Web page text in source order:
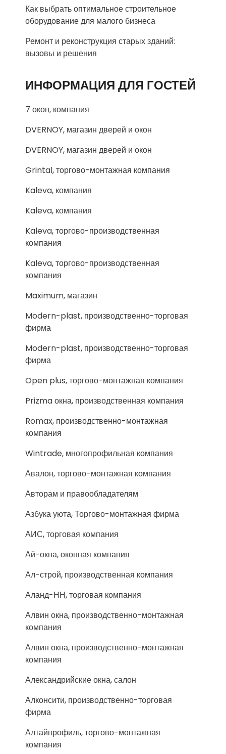
Как выбрать оптимальное строительное
оборудование для малого бизнеса
Ремонт и реконструкция старых зданий:
вызовы и решения
ИНФОРМАЦИЯ ДЛЯ ГОСТЕЙ
7 окон, компания
DVERNOY, магазин дверей и окон
DVERNOY, магазин дверей и окон
Grintal, торгово-монтажная компания
Kaleva, компания
Kaleva, компания
Kaleva, торгово-производственная
компания
Kaleva, торгово-производственная
компания
Maximum, магазин
Modern-plast, производственно-торговая
фирма
Modern-plast, производственно-торговая
фирма
Open plus, торгово-монтажная компания
Prizma окна, производственная компания
Romax, производственно-монтажная
компания
Wintrade, многопрофильная компания
Авалон, торгово-монтажная компания
Авторам и правообладателям
Азбука уюта, Торгово-монтажная фирма
АИС, торговая компания
Ай-окна, оконная компания
Ал-строй, производственная компания
Аланд-НН, торговая компания
Алвин окна, производственно-монтажная
компания
Алвин окна, производственно-монтажная
компания
Александрийские окна, салон
Алконсити, производственно-торговая
фирма
Алтайпрофиль, торгово-монтажная
компания